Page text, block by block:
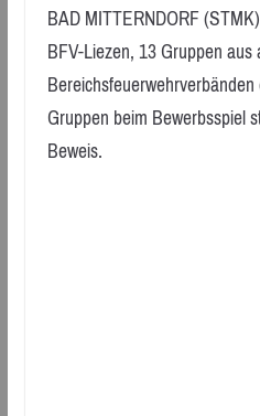
BAD MITTERNDORF
BFV-Liezen, 13 Gruppen aus
Gruppen beim Bewerbsspiel
Beweis.